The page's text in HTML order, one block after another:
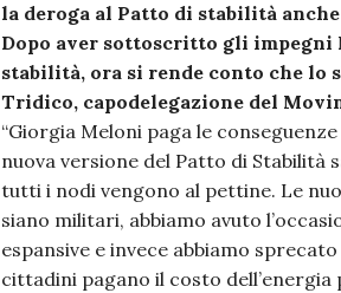
la deroga al Patto di stabilità
Dopo aver sottoscritto gli impegni
stabilità, ora si rende conto che lo
Tridico, capodelegazione del
“Giorgia Meloni paga le
nuova versione del Patto di Stabilità
tutti i nodi vengono al pettine. Le
siano militari, abbiamo avuto
espansive e invece abbiamo
cittadini pagano il costo dell’energia